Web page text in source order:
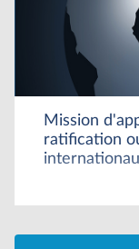
Mission
ratification